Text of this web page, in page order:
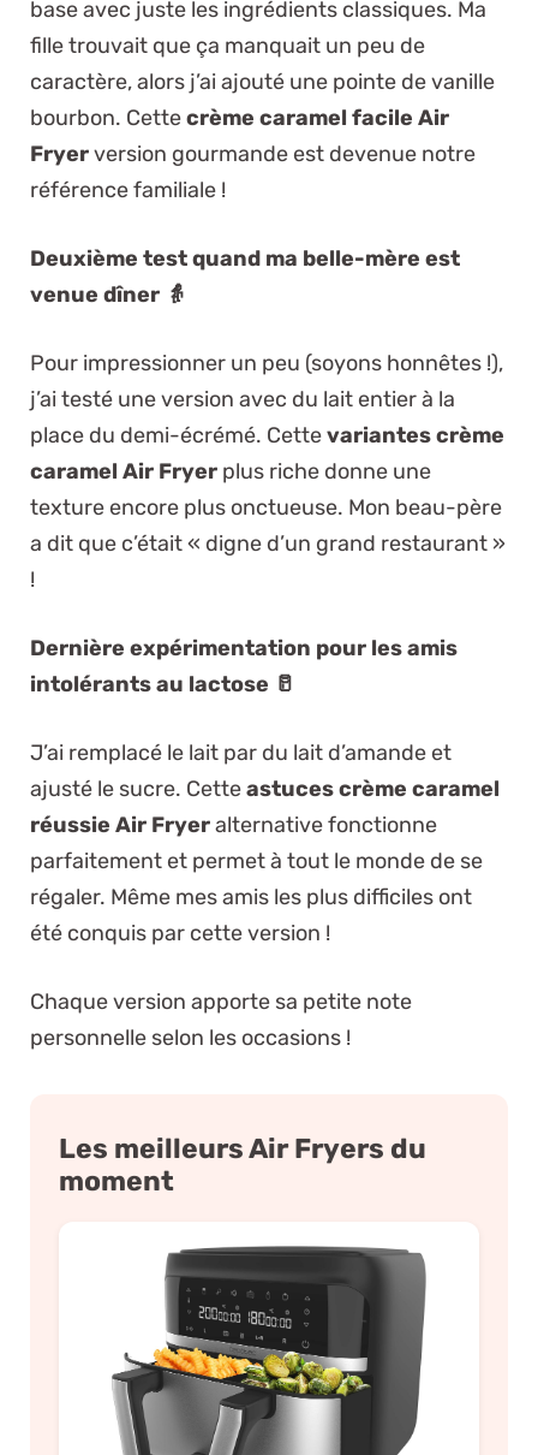
base avec juste les ingrédients classiques. Ma
fille trouvait que ça manquait un peu de
caractère, alors j’ai ajouté une pointe de vanille
bourbon. Cettecrème caramel facile Air
Fryerversion gourmande est devenue notre
référence familiale !
Deuxième test quand ma belle-mère est
venue dîner 👵
Pour impressionner un peu (soyons honnêtes !),
j’ai testé une version avec du lait entier à la
place du demi-écrémé. Cettevariantes crème
caramel Air Fryer plus riche donne une
texture encore plus onctueuse. Mon beau-père
a dit que c’était « digne d’un grand restaurant »
!
Dernière expérimentation pour les amis
intolérants au lactose 🥛
J’ai remplacé le lait par du lait d’amande et
ajusté le sucre. Cetteastuces crème caramel
réussie Air Fryeralternative fonctionne
parfaitement et permet à tout le monde de se
régaler. Même mes amis les plus difficiles ont
été conquis par cette version !
Chaque version apporte sa petite note
personnelle selon les occasions !
Les meilleurs Air Fryers du
moment